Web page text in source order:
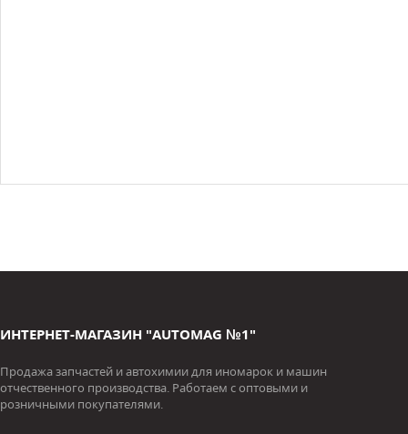
ИНТЕРНЕТ-МАГАЗИН "AUTOMAG №1"
Продажа запчастей и автохимии для иномарок и машин
отчественного производства. Работаем с оптовыми и
розничными покупателями.